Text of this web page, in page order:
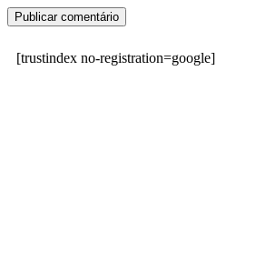
[trustindex no-registration=google]